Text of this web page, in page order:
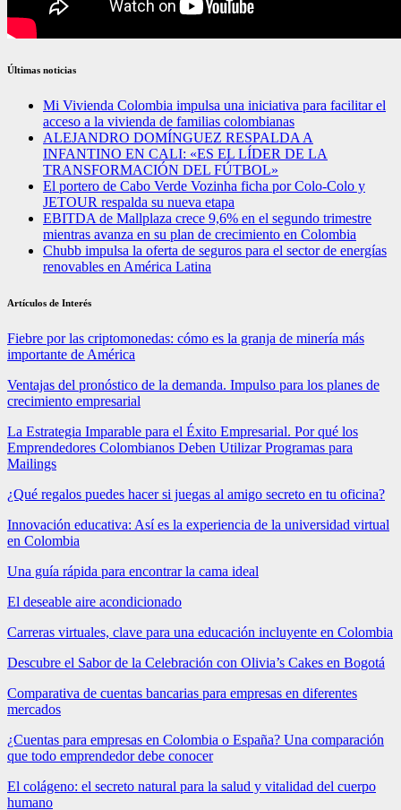
Últimas noticias
Mi Vivienda Colombia impulsa una iniciativa para facilitar el
acceso a la vivienda de familias colombianas
ALEJANDRO DOMÍNGUEZ RESPALDA A
INFANTINO EN CALI: «ES EL LÍDER DE LA
TRANSFORMACIÓN DEL FÚTBOL»
El portero de Cabo Verde Vozinha ficha por Colo-Colo y
JETOUR respalda su nueva etapa
EBITDA de Mallplaza crece 9,6% en el segundo trimestre
mientras avanza en su plan de crecimiento en Colombia
Chubb impulsa la oferta de seguros para el sector de energías
renovables en América Latina
Artículos de Interés
Fiebre por las criptomonedas: cómo es la granja de minería más
importante de América
Ventajas del pronóstico de la demanda. Impulso para los planes de
crecimiento empresarial
La Estrategia Imparable para el Éxito Empresarial. Por qué los
Emprendedores Colombianos Deben Utilizar Programas para
Mailings
¿Qué regalos puedes hacer si juegas al amigo secreto en tu oficina?
Innovación educativa: Así es la experiencia de la universidad virtual
en Colombia
Una guía rápida para encontrar la cama ideal
El deseable aire acondicionado
Carreras virtuales, clave para una educación incluyente en Colombia
Descubre el Sabor de la Celebración con Olivia’s Cakes en Bogotá
Comparativa de cuentas bancarias para empresas en diferentes
mercados
¿Cuentas para empresas en Colombia o España? Una comparación
que todo emprendedor debe conocer
El colágeno: el secreto natural para la salud y vitalidad del cuerpo
humano